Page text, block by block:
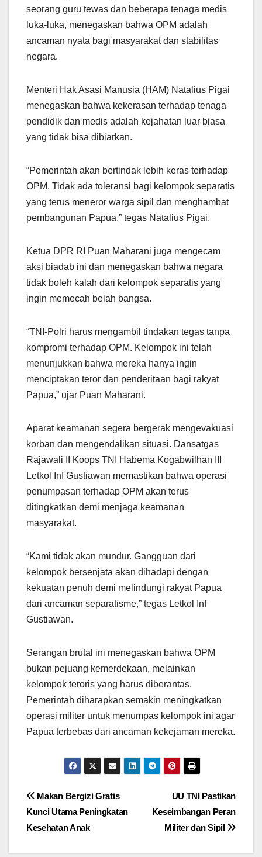
seorang guru tewas dan beberapa tenaga medis
luka-luka, menegaskan bahwa OPM adalah
ancaman nyata bagi masyarakat dan stabilitas
negara.
Menteri Hak Asasi Manusia (HAM) Natalius Pigai
menegaskan bahwa kekerasan terhadap tenaga
pendidik dan medis adalah kejahatan luar biasa
yang tidak bisa dibiarkan.
“Pemerintah akan bertindak lebih keras terhadap
OPM. Tidak ada toleransi bagi kelompok separatis
yang terus meneror warga sipil dan menghambat
pembangunan Papua,” tegas Natalius Pigai.
Ketua DPR RI Puan Maharani juga mengecam
aksi biadab ini dan menegaskan bahwa negara
tidak boleh kalah dari kelompok separatis yang
ingin memecah belah bangsa.
“TNI-Polri harus mengambil tindakan tegas tanpa
kompromi terhadap OPM. Kelompok ini telah
menunjukkan bahwa mereka hanya ingin
menciptakan teror dan penderitaan bagi rakyat
Papua,” ujar Puan Maharani.
Aparat keamanan segera bergerak mengevakuasi
korban dan mengendalikan situasi. Dansatgas
Rajawali II Koops TNI Habema Kogabwilhan III
Letkol Inf Gustiawan memastikan bahwa operasi
penumpasan terhadap OPM akan terus
ditingkatkan demi menjaga keamanan
masyarakat.
“Kami tidak akan mundur. Gangguan dari
kelompok bersenjata akan dihadapi dengan
kekuatan penuh demi melindungi rakyat Papua
dari ancaman separatisme,” tegas Letkol Inf
Gustiawan.
Serangan brutal ini menegaskan bahwa OPM
bukan pejuang kemerdekaan, melainkan
kelompok teroris yang harus diberantas.
Pemerintah diharapkan semakin meningkatkan
operasi militer untuk menumpas kelompok ini agar
Papua terbebas dari ancaman kekejaman mereka.
Post
navigation
UU TNI Pastikan
Keseimbangan Peran
Militer dan Sipil
Makan Bergizi Gratis
Kunci Utama Peningkatan
Kesehatan Anak